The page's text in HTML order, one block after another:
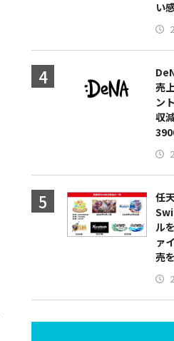
い
売
ン
収
任
ル
ァ
売